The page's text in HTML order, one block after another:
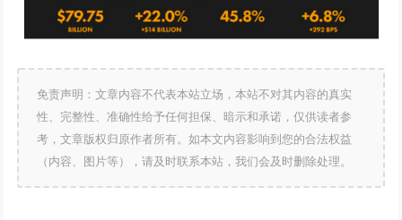
免责声明：文章内容不代表本站立场，本站不对其内容的真实
性、完整性、准确性给予任何担保、暗示和承诺，仅供读者参
考，文章版权归原作者所有。如本文内容影响到您的合法权益
（内容、图片等），请及时联系本站，我们会及时删除处理。